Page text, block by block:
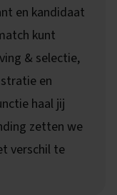
en kandidaat
kunt
& selectie,
en
haal jij
zetten we
verschil te